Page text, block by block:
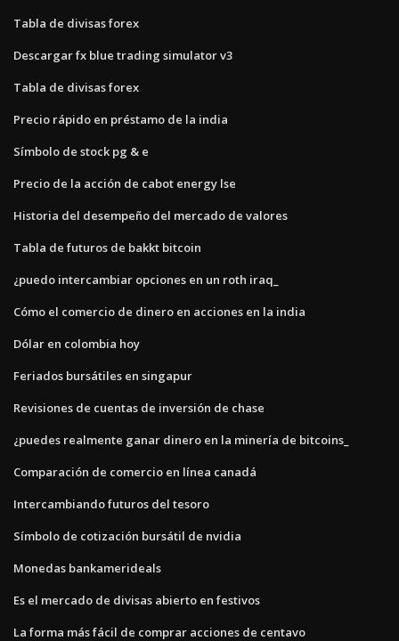
Tabla de divisas forex
Descargar fx blue trading simulator v3
Tabla de divisas forex
Precio rápido en préstamo de la india
Símbolo de stock pg & e
Precio de la acción de cabot energy lse
Historia del desempeño del mercado de valores
Tabla de futuros de bakkt bitcoin
¿puedo intercambiar opciones en un roth iraq_
Cómo el comercio de dinero en acciones en la india
Dólar en colombia hoy
Feriados bursátiles en singapur
Revisiones de cuentas de inversión de chase
¿puedes realmente ganar dinero en la minería de bitcoins_
Comparación de comercio en línea canadá
Intercambiando futuros del tesoro
Símbolo de cotización bursátil de nvidia
Monedas bankamerideals
Es el mercado de divisas abierto en festivos
La forma más fácil de comprar acciones de centavo